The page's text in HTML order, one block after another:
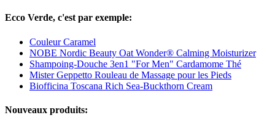
Ecco Verde, c'est par exemple:
Couleur Caramel
NOBE Nordic Beauty Oat Wonder® Calming Moisturizer
Shampoing-Douche 3en1 "For Men" Cardamome Thé
Mister Geppetto Rouleau de Massage pour les Pieds
Biofficina Toscana Rich Sea-Buckthorn Cream
Nouveaux produits: